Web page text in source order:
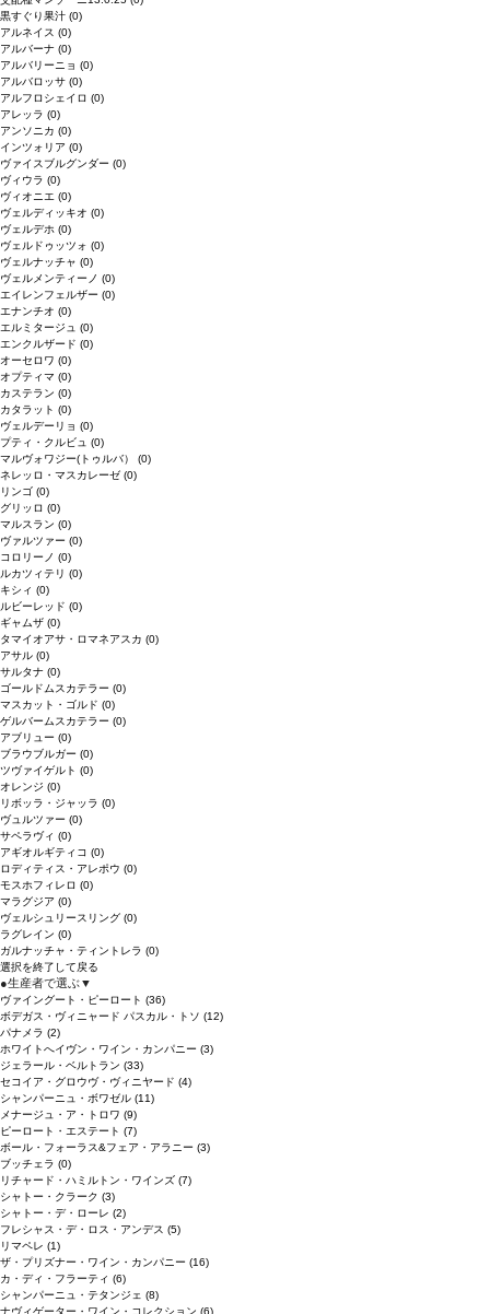
黒すぐり果汁 (0)
アルネイス (0)
アルバーナ (0)
アルバリーニョ (0)
アルバロッサ (0)
アルフロシェイロ (0)
アレッラ (0)
アンソニカ (0)
インツォリア (0)
ヴァイスブルグンダー (0)
ヴィウラ (0)
ヴィオニエ (0)
ヴェルディッキオ (0)
ヴェルデホ (0)
ヴェルドゥッツォ (0)
ヴェルナッチャ (0)
ヴェルメンティーノ (0)
エイレンフェルザー (0)
エナンチオ (0)
エルミタージュ (0)
エンクルザード (0)
オーセロワ (0)
オプティマ (0)
カステラン (0)
カタラット (0)
ヴェルデーリョ (0)
プティ・クルビュ (0)
マルヴォワジー(トゥルバ） (0)
ネレッロ・マスカレーゼ (0)
リンゴ (0)
グリッロ (0)
マルスラン (0)
ヴァルツァー (0)
コロリーノ (0)
ルカツィテリ (0)
キシィ (0)
ルビーレッド (0)
ギャムザ (0)
タマイオアサ・ロマネアスカ (0)
アサル (0)
サルタナ (0)
ゴールドムスカテラー (0)
マスカット・ゴルド (0)
ゲルバームスカテラー (0)
アブリュー (0)
ブラウブルガー (0)
ツヴァイゲルト (0)
オレンジ (0)
リボッラ・ジャッラ (0)
ヴュルツァー (0)
サペラヴィ (0)
アギオルギティコ (0)
ロディティス・アレポウ (0)
モスホフィレロ (0)
マラグジア (0)
ヴェルシュリースリング (0)
ラグレイン (0)
ガルナッチャ・ティントレラ (0)
選択を終了して戻る
●生産者で選ぶ▼
ヴァイングート・ピーロート (36)
ボデガス・ヴィニャード パスカル・トソ (12)
パナメラ (2)
ホワイトへイヴン・ワイン・カンパニー (3)
ジェラール・ベルトラン (33)
セコイア・グロウヴ・ヴィニヤード (4)
シャンパーニュ・ボワゼル (11)
メナージュ・ア・トロワ (9)
ピーロート・エステート (7)
ボール・フォーラス&フェア・アラニー (3)
ブッチェラ (0)
リチャード・ハミルトン・ワインズ (7)
シャトー・クラーク (3)
シャトー・デ・ローレ (2)
フレシャス・デ・ロス・アンデス (5)
リマペレ (1)
ザ・プリズナー・ワイン・カンパニー (16)
カ・ディ・フラーティ (6)
シャンパーニュ・テタンジェ (8)
ナヴィゲーター・ワイン・コレクション (6)